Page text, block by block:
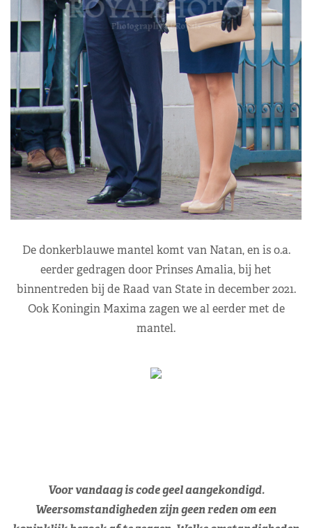
De donkerblauwe mantel komt van Natan, en is o.a.
eerder gedragen door Prinses Amalia, bij het
binnentreden bij de Raad van State in december 2021.
Ook Koningin Maxima zagen we al eerder met de
mantel.
Voor vandaag is code geel aangekondigd.
Weersomstandigheden zijn geen reden om een